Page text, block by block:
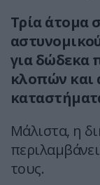
Τρία άτομα
για δώδεκα
κλοπών και
Μάλιστα, η
τους.